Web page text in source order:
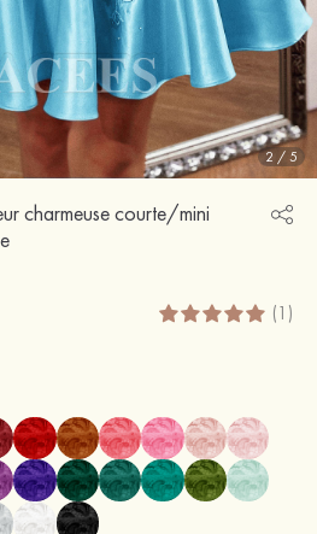
2 /5
charmeuse courte/mini
(1)